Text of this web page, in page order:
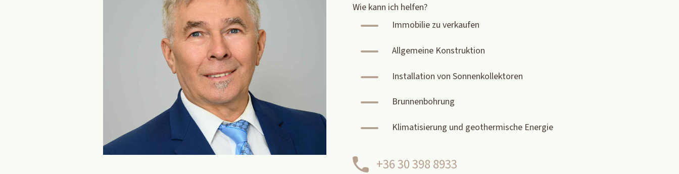
Wie kann ich helfen?
K Immobilie zu verkaufen
K Allgemeine Konstruktion
K Installation von Sonnenkollektoren
K Brunnenbohrung
K Klimatisierung und geothermische Energie
+36 30 398 8933